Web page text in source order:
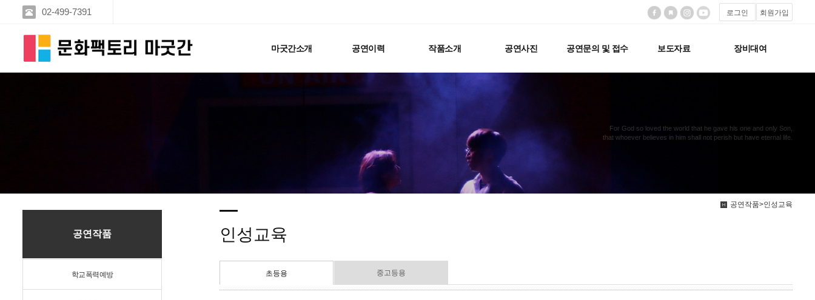
02-499-7391 로그인 회원가입
마굿간소개 공연이력 작품소개 공연사진 공연문의 및 접수 보도자료 장비대여
For God so loved the world that he gave his one and only Son,
that whoever believes in him shall not perish but have eternal life.
공연작품>인성교육
공연작품
학교폭력예방
인성교육
초등용 중고등용